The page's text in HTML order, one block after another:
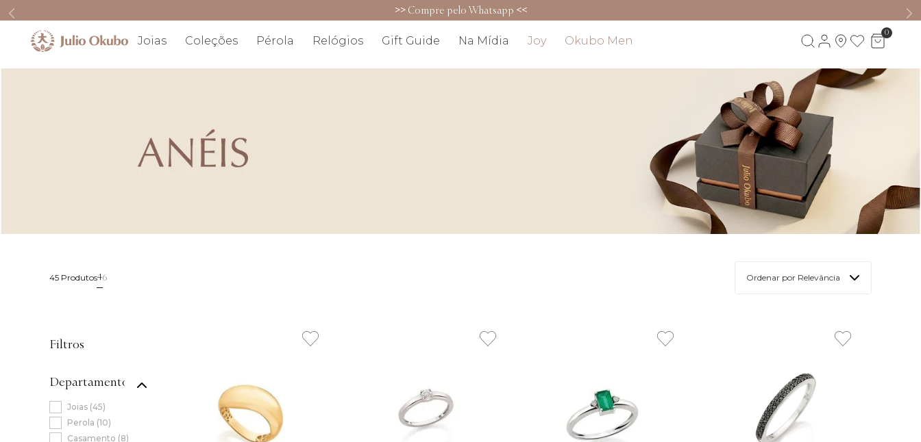
5% OFF no PIX (exceto para promoções)
Joias Coleções Pérola Relógios Gift Guide Na Mídia Joy Okubo Men
0
Visite também
45 Produtos46 Ordenar por Relevância
Filtros
Departamento
Joias (45)
Perola (10)
Casamento (8)